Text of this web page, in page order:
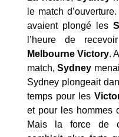
le match
avaient plongé les
l’heure de
Melbourne Victory.
match,Sydney
Sydney plongeait
temps pour les
et pour les hommes
Mais la force de